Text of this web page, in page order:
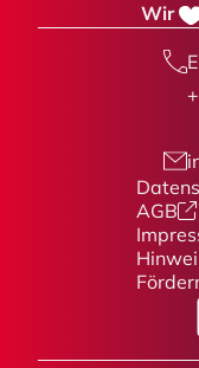
Wir
AGB